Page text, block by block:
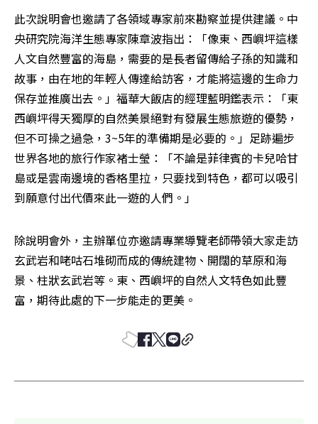
此次說明會也邀請了各領域專家前來勘察並提供建議。中
央研究院海洋生態專家陳章波指出：「像東、西嶼坪這樣
人文自然豐富的海島，需要的是長者留傳給子孫的知識和
故事，由在地的年輕人傳達給訪客，才能將這邊的生命力
保存並推廣出去。」福華大飯店的經理藍明鑑表示：「東
西嶼坪得天獨厚的自然美景絕對有發展生態旅遊的優勢，
但不可操之過急，3~5年的準備期是必要的。」足跡遍步
世界各地的旅行作家褚士瑩：「不論是菲律賓的卡兒哈甘
島或是雲南邊境的香格里拉，只要找到特色，都可以吸引
到願意付出代價來此一遊的人們。」
除說明會外，主辦單位亦邀請專業導覽老師帶領大家走訪
玄武岩和咾咕石堆砌而成的傳統建物、開闊的草原和海
景、柱狀玄武岩等。東、西嶼坪的自然人文特色如此豐
富，期待此處的下一步能走的更美。